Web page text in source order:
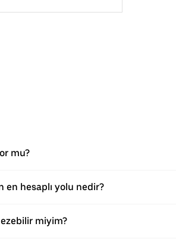
mu?
hesaplı yolu nedir?
miyim?